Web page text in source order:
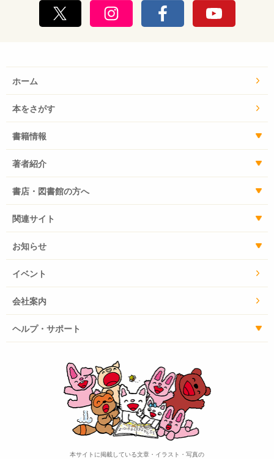
ホーム
本をさがす
書籍情報
著者紹介
書店・図書館の方へ
関連サイト
お知らせ
イベント
会社案内
ヘルプ・サポート
本サイトに掲載している文章・イラスト・写真の